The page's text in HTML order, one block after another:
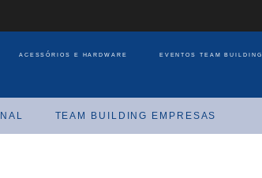
ACESSÓRIOS E HARDWARE EVENTOS TEAM BUILDING
TEAM BUILDING EMPRESAS